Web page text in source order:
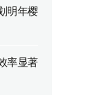
明年樱
率显著